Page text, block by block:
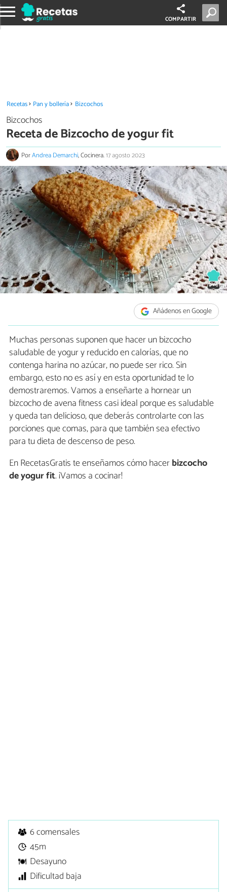
COMPARTIR
Recetas Pan y bollería Bizcochos
Bizcochos
Receta de Bizcocho de yogur fit
PorAndrea Demarchi, Cocinera.17 agosto 2023
Añádenos en Google
Muchas personas suponen que hacer un bizcocho
saludable de yogur y reducido en calorías, que no
contenga harina no azúcar, no puede ser rico. Sin
embargo, esto no es así y en esta oportunidad te lo
demostraremos. Vamos a enseñarte a hornear un
bizcocho de avena fitness casi ideal porque es saludable
y queda tan delicioso, que deberás controlarte con las
porciones que comas, para que también sea efectivo
para tu dieta de descenso de peso.
En RecetasGratis te enseñamos cómo hacerbizcocho
de yogur fit. ¡Vamos a cocinar!
6 comensales
45m
Desayuno
Dificultad baja